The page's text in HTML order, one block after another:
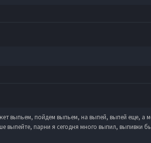
выпьем, пойдем выпьем, на выпей, выпей еще,
выпейте, парни я сегодня много выпил, выпивки